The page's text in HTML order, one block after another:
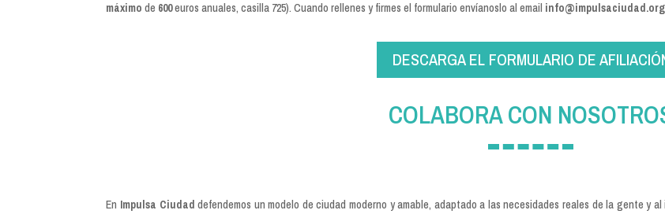
máximo de 600euros anuales, casilla 725). Cuando rellenes y firmes el formulario envíanoslo al email info@impulsaciudad.org
DESCARGA EL FORMULARIO DE
COLABORA CON
En Impulsa Ciudad defendemos un modelo de ciudad moderno y amable, adaptado a las necesidades reales de la gente y